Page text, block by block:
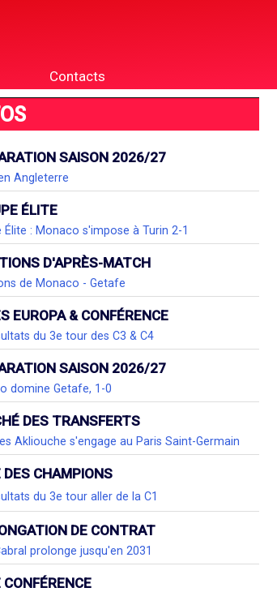
Contacts
SAISON 2026/27
Angleterre
ÉLITE
Élite : Monaco s'impose à Turin 2-1
D'APRÈS-MATCH
de Monaco - Getafe
EUROPA & CONFÉRENCE
du 3e tour des C3 & C4
SAISON 2026/27
domine Getafe, 1-0
DES TRANSFERTS
Akliouche s'engage au Paris Saint-Germain
DES CHAMPIONS
du 3e tour aller de la C1
DE CONTRAT
prolonge jusqu'en 2031
CONFÉRENCE